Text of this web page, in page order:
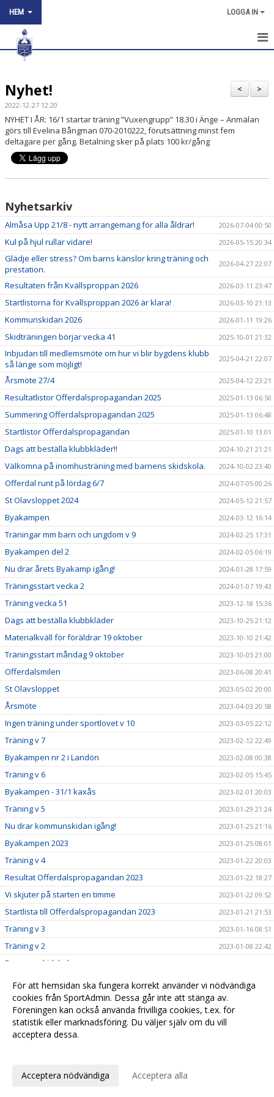
HEM LOGGA IN
HEM
NYHETER
OM KLUBBEN
KONTAKT
KÖP SPÅRKORT
TÄVLINGSKALENDER
>
<
Nyhet!
2022-12-27 12:20
NYHET I ÅR: 16/1 startar träning ”Vuxengrupp” 18.30 i Änge – Anmälan
görs till Evelina Bångman 070-2010222, förutsättning minst fem
deltagare per gång. Betalning sker på plats 100 kr/gång
Nyhetsarkiv
Almåsa Upp 21/8 - nytt arrangemang för alla åldrar! 2026-07-04 00:50
Kul på hjul rullar vidare! 2026-05-15 20:34
Glädje eller stress? Om barns känslor kring träning och
prestation.
2026-04-27 22:07
Resultaten från Kvällsproppan 2026 2026-03-11 23:47
Startlistorna för Kvällsproppan 2026 är klara! 2026-03-10 21:13
Kommunskidan 2026 2026-01-11 19:26
Skidträningen börjar vecka 41 2025-10-01 21:32
Inbjudan till medlemsmöte om hur vi blir bygdens klubb
så länge som möjligt!
2025-04-21 22:07
Årsmöte 27/4 2025-04-12 23:21
Resultatlistor Offerdalspropagandan 2025 2025-01-13 06:50
Summering Offerdalspropagandan 2025 2025-01-13 06:48
Startlistor Offerdalspropagandan 2025-01-10 13:01
Dags att beställa klubbkläder!! 2024-10-21 21:21
Välkomna på inomhusträning med barnens skidskola. 2024-10-02 23:40
Offerdal runt på lördag 6/7 2024-07-05 00:26
St Olavsloppet 2024 2024-05-12 21:57
Byakampen 2024-03-12 16:14
Träningar mm barn och ungdom v 9 2024-02-25 17:31
Byakampen del 2 2024-02-05 06:19
Nu drar årets Byakamp igång! 2024-01-28 17:59
Träningsstart vecka 2 2024-01-07 19:43
Träning vecka 51 2023-12-18 15:36
Dags att beställa klubbkläder 2023-10-25 21:12
Materialkväll för föräldrar 19 oktober 2023-10-10 21:42
Träningsstart måndag 9 oktober 2023-10-05 21:00
Offerdalsmilen 2023-06-08 20:41
St Olavsloppet 2023-05-02 20:00
Årsmöte 2023-04-03 20:58
Ingen träning under sportlovet v 10 2023-03-05 22:12
Träning v 7 2023-02-12 22:49
Byakampen nr 2 i Landön 2023-02-08 00:38
Träning v 6 2023-02-05 15:45
Byakampen - 31/1 kaxås 2023-02-01 20:03
Träning v 5 2023-01-29 21:24
Nu drar kommunskidan igång! 2023-01-25 21:16
Byakampen 2023 2023-01-25 08:01
Träning v 4 2023-01-22 20:03
Resultat Offerdalspropagandan 2023 2023-01-22 18:27
Vi skjuter på starten en timme 2023-01-22 09:52
Startlista till Offerdalspropagandan 2023 2023-01-21 21:53
Träning v 3 2023-01-16 08:51
Träning v 2 2023-01-08 22:42
Barnens skidskola
Nyhet! 2022-12-27 12:20
Träning 2022 - 2023 2022-12-27 12:18
Välkomna till Offerdals SK 2022-03-01 13:55
inställningar
Webbversion
För att hemsidan ska fungera korrekt använder vi nödvändiga
cookies från SportAdmin. Dessa går inte att stänga av.
Föreningen kan också använda frivilliga cookies, t.ex. för
statistik eller marknadsföring. Du väljer själv om du vill
acceptera dessa.
Acceptera nödvändiga Acceptera alla